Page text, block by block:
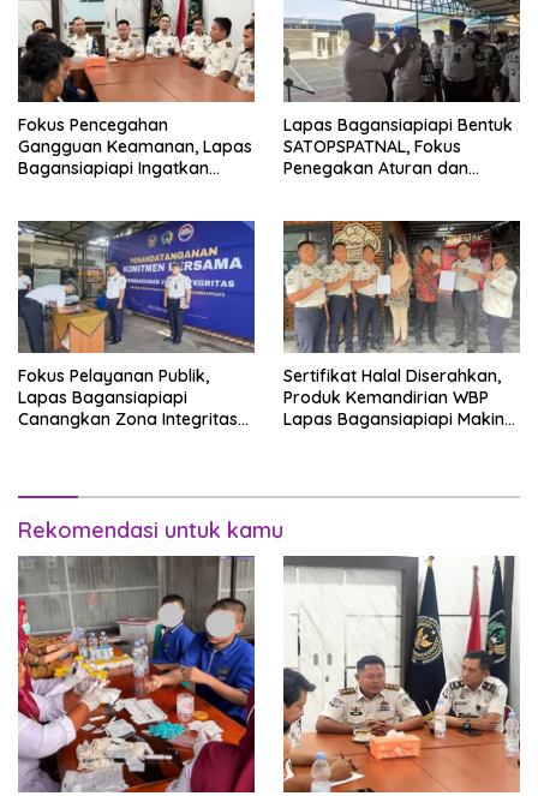
Fokus Pencegahan
Gangguan Keamanan, Lapas
Bagansiapiapi Ingatkan
Lapas Bagansiapiapi Bentuk
SATOPSPATNAL, Fokus
Penegakan Aturan dan
Fokus Pelayanan Publik,
Lapas Bagansiapiapi
Canangkan Zona Integritas
Sertifikat Halal Diserahkan,
Produk Kemandirian WBP
Lapas Bagansiapiapi Makin
Rekomendasi untuk kamu